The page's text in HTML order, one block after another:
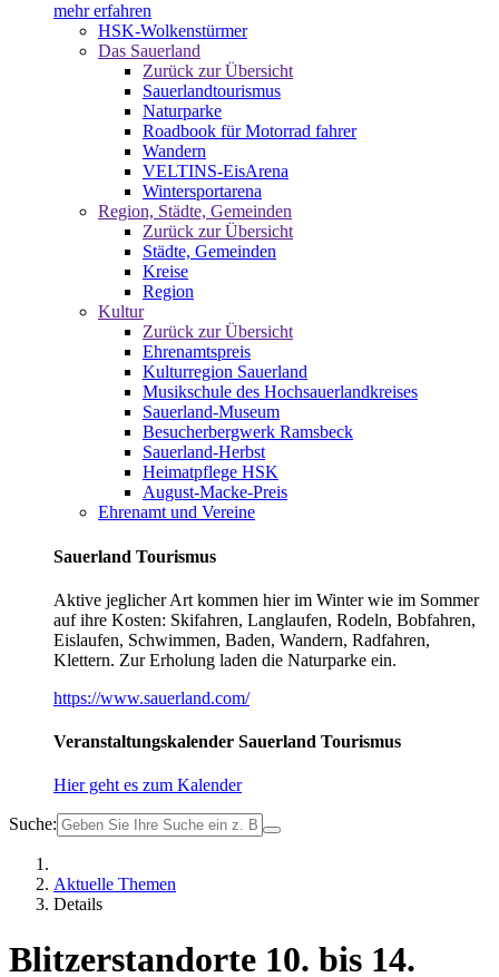
mehr erfahren
HSK-Wolkenstürmer
Das Sauerland
Zurück zur Übersicht
Sauerlandtourismus
Naturparke
Roadbook für Motorrad fahrer
Wandern
VELTINS-EisArena
Wintersportarena
Region, Städte, Gemeinden
Zurück zur Übersicht
Städte, Gemeinden
Kreise
Region
Kultur
Zurück zur Übersicht
Ehrenamtspreis
Kulturregion Sauerland
Musikschule des Hochsauerlandkreises
Sauerland-Museum
Besucherbergwerk Ramsbeck
Sauerland-Herbst
Heimatpflege HSK
August-Macke-Preis
Ehrenamt und Vereine
Sauerland Tourismus
Aktive jeglicher Art kommen hier im Winter wie im Sommer
auf ihre Kosten: Skifahren, Langlaufen, Rodeln, Bobfahren,
Eislaufen, Schwimmen, Baden, Wandern, Radfahren,
Klettern. Zur Erholung laden die Naturparke ein.
https://www.sauerland.com/
Veranstaltungskalender Sauerland Tourismus
Hier geht es zum Kalender
Suche:
Aktuelle Themen
Details
Blitzerstandorte 10. bis 14.